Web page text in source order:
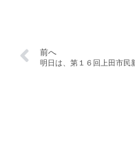
前へ